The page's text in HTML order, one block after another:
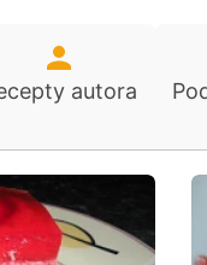
autora